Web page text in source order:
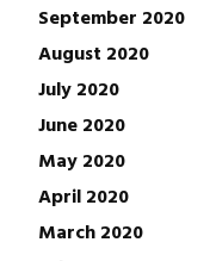
September 2020
August 2020
July 2020
June 2020
May 2020
April 2020
March 2020